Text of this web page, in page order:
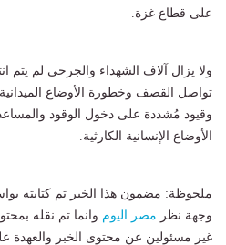
على قطاع غزة.
ولا يزال آلاف الشهداء والجرحى لم يتم
تواصل القصف وخطورة الأوضاع
وقيود مُشددة على دخول الوقود
الأوضاع الإنسانية الكارثية.
ملحوظة: مضمون هذا الخبر تم كتابته
وجهة نظر مصر اليوم وانما تم نقله
غير مسئولين عن محتوى الخبر والعهدة